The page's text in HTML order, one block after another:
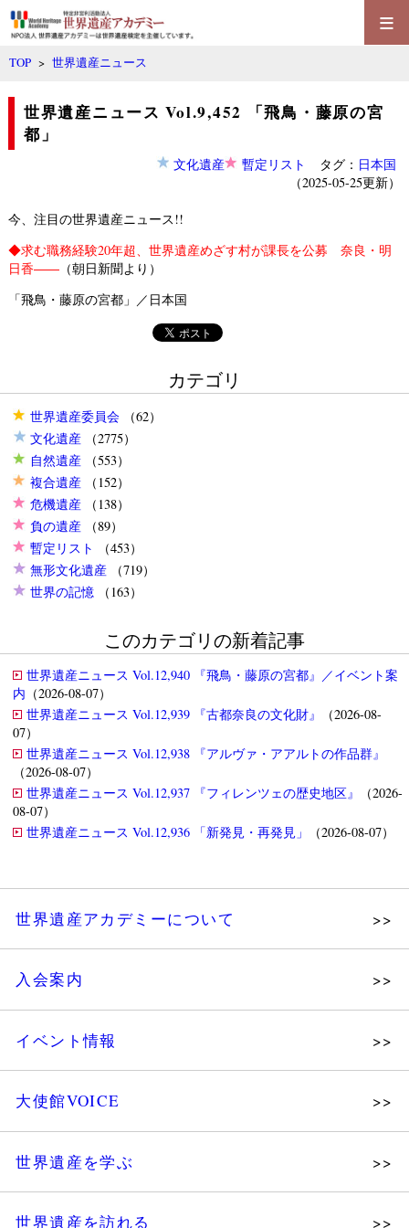
≡
TOP >世界遺産ニュース
世界遺産ニュース Vol.9,452 「飛鳥・藤原の宮
都」
文化遺産 暫定リスト タグ： 日本国
（2025-05-25更新）
今、注目の世界遺産ニュース!!
◆求む職務経験20年超、世界遺産めざす村が課長を公募 奈良・明
日香――（朝日新聞より）
「飛鳥・藤原の宮都」／日本国
カテゴリ
世界遺産委員会（62）
文化遺産（2775）
自然遺産（553）
複合遺産（152）
危機遺産（138）
負の遺産（89）
暫定リスト
（453）
無形文化遺産（719）
世界の記憶（163）
このカテゴリの新着記事
世界遺産ニュース Vol.12,940 『飛鳥・藤原の宮都』／イベント案
内 （2026-08-07）
世界遺産ニュース Vol.12,939 『古都奈良の文化財』
（2026-08-
07）
世界遺産ニュース Vol.12,938 『アルヴァ・アアルトの作品群』
（2026-08-07）
世界遺産ニュース Vol.12,937 『フィレンツェの歴史地区』
（2026-
08-07）
世界遺産ニュース Vol.12,936 「新発見・再発見」
（2026-08-07）
世界遺産アカデミーについて
組織図・役員
法人会員・協賛団体／公認団体
入会案内
イベント情報
ツアー情報
大使館VOICE
世界遺産を学ぶ
世界遺産を訪れる